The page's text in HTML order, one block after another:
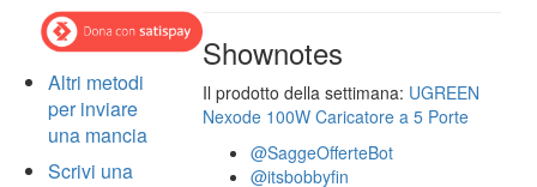
Altri metodi
per inviare
una mancia
Scrivi una
Shownotes
Il prodotto della settimana: UGREEN
Nexode 100W Caricatore a 5 Porte
@SaggeOfferteBot
@itsbobbyfin